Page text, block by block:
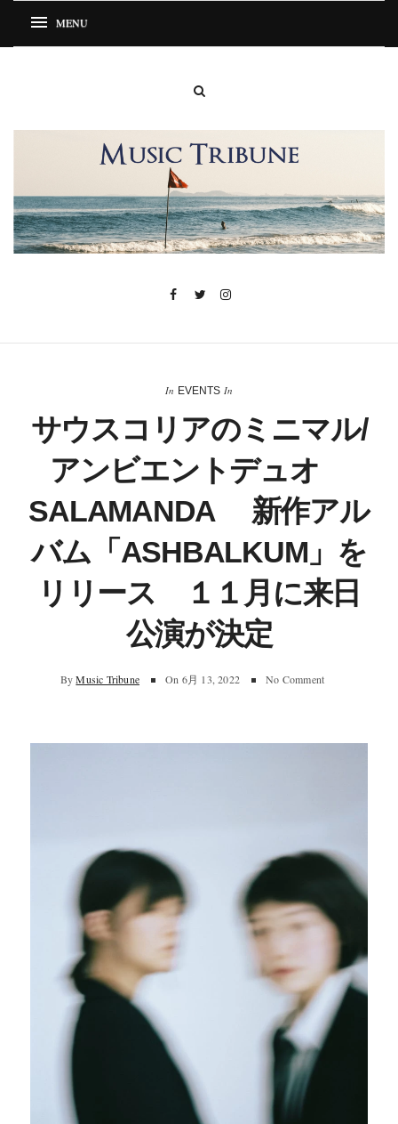
In EVENTS In
サウスコリアのミニマル/
アンビエントデュオ
SALAMANDA 新作アル
バム「ASHBALKUM」を
リリース １１月に来日
公演が決定
By Music Tribune On 6月 13, 2022 No Comment